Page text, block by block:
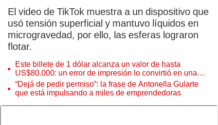
El video de TikTok muestra a un dispositivo que
usó tensión superficial y mantuvo líquidos en
microgravedad, por ello, las esferas lograron
flotar.
Este billete de 1 dólar alcanza un valor de hasta
US$80.000: un error de impresión lo convirtió en una
pieza única que hoy buscan coleccionistas de todo el
mundo
“Dejá de pedir permiso”: la frase de Antonella Gularte
que está impulsando a miles de emprendedoras